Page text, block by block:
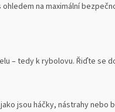
na maximální
– tedy k rybolovu. Řiďte
jsou háčky, nástrahy